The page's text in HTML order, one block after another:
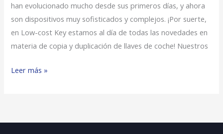
han evolucionado mucho desde sus primeros días, y ahora
son dispositivos muy sofisticados y complejos. ¡Por suerte,
en Low-cost Key estamos al día de todas las novedades en
materia de copia y duplicación de llaves de coche! Nuestros
Leer más »